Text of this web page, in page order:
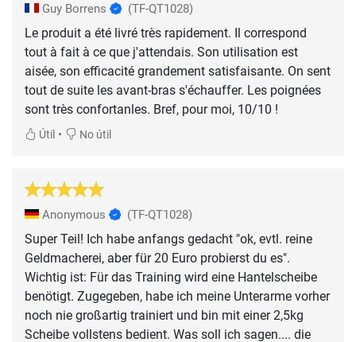
Guy Borrens (TF-QT1028)
Le produit a été livré très rapidement. Il correspond
tout à fait à ce que j'attendais. Son utilisation est
aisée, son efficacité grandement satisfaisante. On sent
tout de suite les avant-bras s'échauffer. Les poignées
sont très confortanles. Bref, pour moi, 10/10 !
Útil • No útil
Anonymous (TF-QT1028)
Super Teil! Ich habe anfangs gedacht "ok, evtl. reine
Geldmacherei, aber für 20 Euro probierst du es".
Wichtig ist: Für das Training wird eine Hantelscheibe
benötigt. Zugegeben, habe ich meine Unterarme vorher
noch nie großartig trainiert und bin mit einer 2,5kg
Scheibe vollstens bedient. Was soll ich sagen.... die